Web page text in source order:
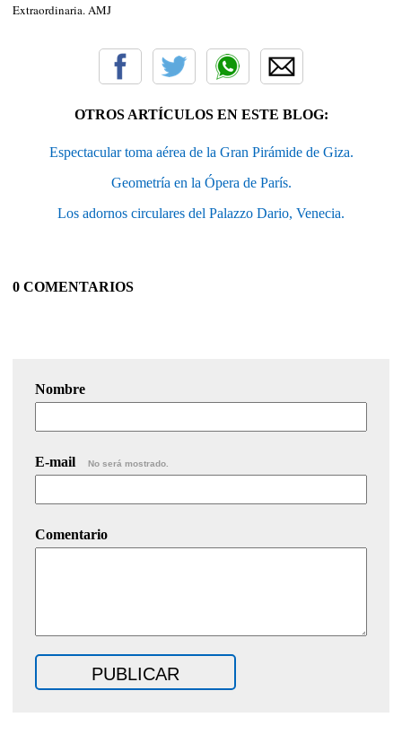
Extraordinaria. AMJ
OTROS ARTÍCULOS EN ESTE BLOG:
Espectacular toma aérea de la Gran Pirámide de Giza.
Geometría en la Ópera de París.
Los adornos circulares del Palazzo Dario, Venecia.
0 COMENTARIOS
Nombre
E-mail No será mostrado.
Comentario